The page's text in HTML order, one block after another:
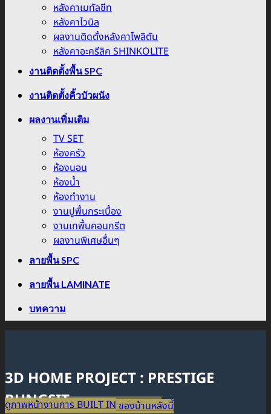
หลังคาเมทัลชีท
หลังคาไวนิล
ผลงานติดตั้งหลังคาโพลิตัน
หลังคาอะครีลิค SHINKOLITE
งานติดตั้งพื้น SPC
งานติดตั้งคิ้วบัวผนัง
ผลงานเพิ่มเติม
TV SET
ห้องครัว
ห้องนอน
ห้องน้ำ
ห้องทำงาน
งานปูพื้นกระเบื้อง
งานเทพื้นคอนกรีต
ผลงานพิเศษอื่นๆ
ลายพื้น SPC
ลายพื้น LAMINATE
บทความ
3D HOME PROJECT : PRESTIGE
RUNGSIT
ดูภาพหน้างานการ BUILT IN ของบ้านหลังนี้
ดูภาพหน้างานการ BUILT IN